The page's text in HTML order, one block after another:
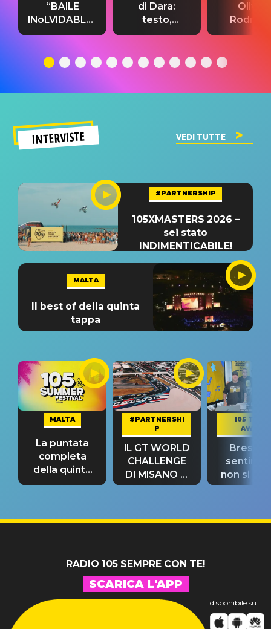
“BAILE
INoLVIDABLE”:
testo,
significato
di Dara:
testo,
traduzione e
del singolo
Olivia
testo,
INTERVISTE VEDI TUTTE
#PARTNERSHIP
105XMASTERS 2026 –
sei stato
INDIMENTICABILE!
MALTA
Il best of della quinta
tappa
MALTA
La puntata
completa
della quinta
tappa
#PARTNERSHI
P
IL GT WORLD
CHALLENGE
DI MISANO si
riconferma
105 TAKE
AWAY
Bresh:
non si
fino alla
RADIO 105 SEMPRE CON TE!
SCARICA L'APP
disponibile su